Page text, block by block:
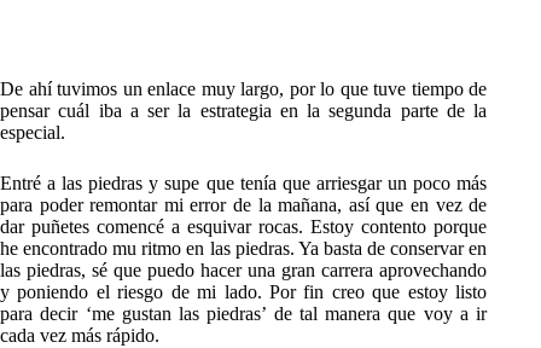
De ahí tuvimos un enlace muy largo, por lo que tuve tiempo de
pensar cuál iba a ser la estrategia en la segunda parte de la
especial.
Entré a las piedras y supe que tenía que arriesgar un poco más
para poder remontar mi error de la mañana, así que en vez de
dar puñetes comencé a esquivar rocas. Estoy contento porque
he encontrado mu ritmo en las piedras. Ya basta de conservar en
las piedras, sé que puedo hacer una gran carrera aprovechando
y poniendo el riesgo de mi lado. Por fin creo que estoy listo
para decir ‘me gustan las piedras’ de tal manera que voy a ir
cada vez más rápido.